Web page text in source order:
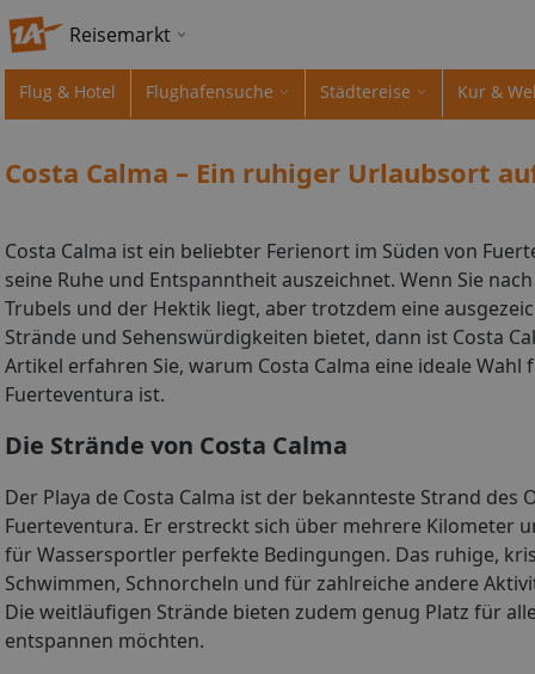
Reisemarkt
Flug & Hotel Flughafensuche Städtereise Kur &
Costa Calma – Ein ruhiger Urlaubsort
Costa Calma ist ein beliebter Ferienort im Süden von
seine Ruhe und Entspanntheit auszeichnet. Wenn Sie
Trubels und der Hektik liegt, aber trotzdem eine
Strände und Sehenswürdigkeiten bietet, dann ist Costa
Artikel erfahren Sie, warum Costa Calma eine ideale
Fuerteventura ist.
Die Strände von Costa Calma
Der Playa de Costa Calma ist der bekannteste Strand
Fuerteventura. Er erstreckt sich über mehrere Kilometer
für Wassersportler perfekte Bedingungen. Das ruhige,
Schwimmen, Schnorcheln und für zahlreiche andere
Die weitläufigen Strände bieten zudem genug Platz für
entspannen möchten.